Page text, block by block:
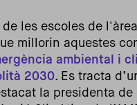
les escoles de
millorin aquestes
ambiental i
2030. Es tracta
la presidenta de